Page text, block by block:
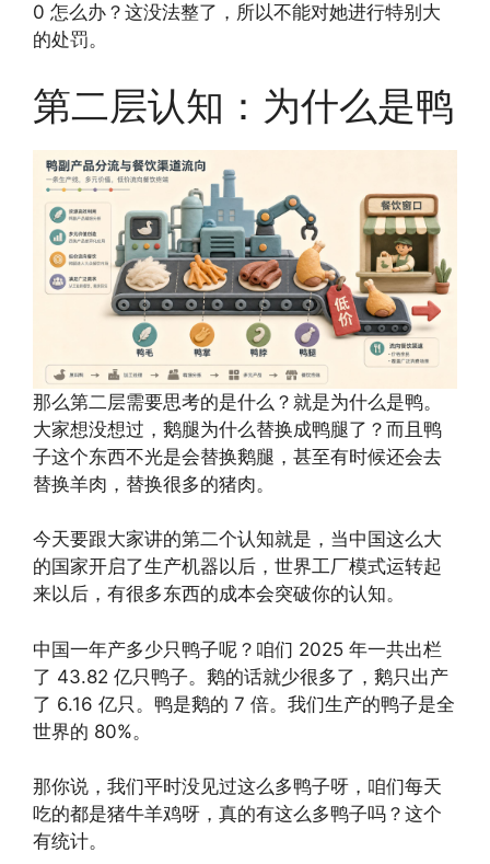
0 怎么办？这没法整了，所以不能对她进行特别大
的处罚。
第二层认知：为什么是鸭
那么第二层需要思考的是什么？就是为什么是鸭。
大家想没想过，鹅腿为什么替换成鸭腿了？而且鸭
子这个东西不光是会替换鹅腿，甚至有时候还会去
替换羊肉，替换很多的猪肉。
今天要跟大家讲的第二个认知就是，当中国这么大
的国家开启了生产机器以后，世界工厂模式运转起
来以后，有很多东西的成本会突破你的认知。
中国一年产多少只鸭子呢？咱们 2025 年一共出栏
了 43.82 亿只鸭子。鹅的话就少很多了，鹅只出产
了 6.16 亿只。鸭是鹅的 7 倍。我们生产的鸭子是全
世界的 80%。
那你说，我们平时没见过这么多鸭子呀，咱们每天
吃的都是猪牛羊鸡呀，真的有这么多鸭子吗？这个
有统计。